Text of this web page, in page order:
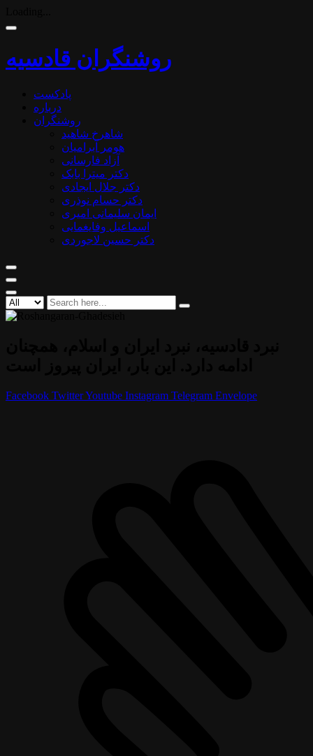
روشنگران قادسیه
پادکست
درباره
روشنگران
شاهرخ شاهید
هومر آبرامیان
آزاد فارسانی
دکتر میترا بابک
دکتر جلال ایجادی
دکتر حسام نوذری
ایمان سلیمانی امیری
اسماعیل وفایغمایی
دکتر حسین لاجوردی
Facebook TwitterYoutube Instagram Telegram Envelope